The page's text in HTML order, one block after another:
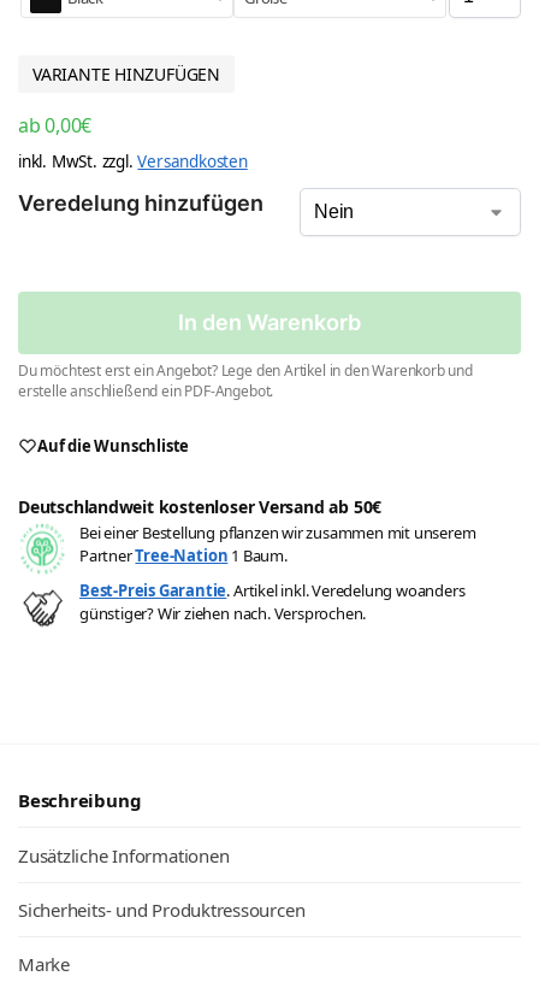
VARIANTE HINZUFÜGEN
ab0,00€
inkl. MwSt. zzgl.Versandkosten
Veredelung hinzufügen
In den Warenkorb
Du möchtest erst ein Angebot? Lege den Artikel in den Warenkorb und
erstelle anschließend ein PDF-Angebot.
Auf die Wunschliste
Deutschlandweit kostenloser Versand ab 50€
Bei einer Bestellung pflanzen wir zusammen mit unserem
PartnerTree-Nation 1 Baum.
Best-Preis Garantie. Artikel inkl. Veredelung woanders
günstiger? Wir ziehen nach. Versprochen.
Beschreibung
Zusätzliche Informationen
Sicherheits- und Produktressourcen
Marke